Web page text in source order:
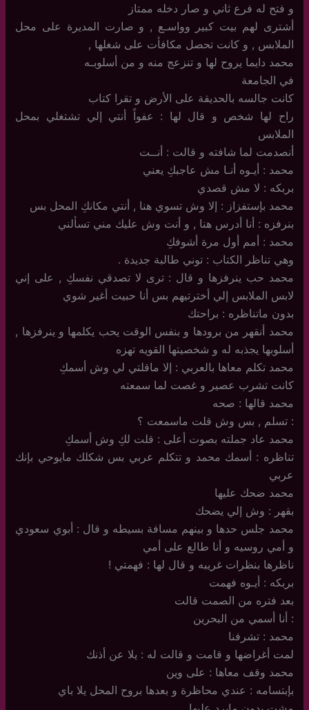
و فتح له فرع ثاني و صار دخله ممتاز
أشترى لهم بيت كبير وواسـع , و صارت المديرة على محل
الملابس , و كانت تحصل مكافأت على شغلها ,
محمد دايما يروح لها و تنزعج منه و من أسلوبـه
في الجامعة
كانت جالسه بالحديقة على الأرض و تقرا كتاب
راح لها شخص و قال لها : عفواً أنتي إلي تشتغلي بمحل
الملابس
أنصدمت لما شافته و قالت : أنــت
محمد : أيـوه أنـا مش عاجبكِ يعني
بربكه : لا مش قصدي
محمد بإستفزاز : إلا وش تسوي هنا , أنتي مكانكِ المحل بس
بنرفزه : أنا أدرس هنا , و أنت وش عليك مني تسألني
محمد : أمم أول مرة أشوفكِ
وهي تناظر الكتاب : توني طالبة جديدة .
محمد حب ينرفزها و قال : ترى لا تصدقي نفسكِ , على إني
لابس الملابس إلي أخترتيهم بس أنا حبيت أغير شوي
بدون ماتناظره : براحتك
محمد أنقهر من برودها و بنفس الوقت يحب يكلمها و ينرفزها ,
أسلوبها يجذبه له و شخصيتها القويه تهزه
محمد تكلم معاها بالعربي : إلا ماقلتي لي وش أسمكِ
كانت تشرب عصير و غصت لما سمعته
محمد قالها : صحه
: تسلم , بس وش قلت ماسمعت ؟
محمد عاد جملته بصوت أعلى : قلت لكِ وش أسمكِ
تناظره : أسمك محمد و تتكلم عربي بس شكلك مايوحي بإنك
عربي
محمد ضحك عليها
بقهر : وش إلي يضحك
محمد جلس حدها و بينهم مسافة بسيطه و قال : أبوي سعودي
و أمي روسيه و أنا طالع على أمي
ناظرها بنظرات غريبه و قال لها : فهمتي !
بربكه : أيـوه فهمت
بعد فتره من الصمت قالت
: أنا أسمي من البحرين
محمد : تشرفنا
لمت أغراضها و قامت و قالت له : يلا عن أذنك
محمد وقف معاها : على وين
بإبتسامه : عندي محاظرة و بعدها بروح المحل يلا باي